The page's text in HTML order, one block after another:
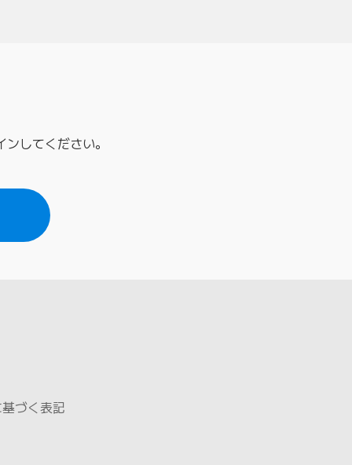
してください。
づく表記